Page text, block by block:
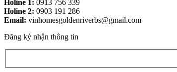
Holine 1: 0913 756 339
Holine 2: 0903 191 286
Email: vinhomesgoldenriverbs@gmail.com
Đăng ký nhận thông tin